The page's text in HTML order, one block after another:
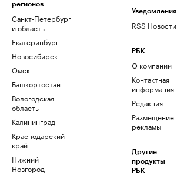
регионов
Санкт-Петербург
и область
Екатеринбург
Новосибирск
Омск
Башкортостан
Вологодская
область
Калининград
Краснодарский
край
Нижний
Новгород
Уведомления
RSS Новости
РБК
О компании
Контактная
информация
Редакция
Размещение
рекламы
Другие
продукты
РБК